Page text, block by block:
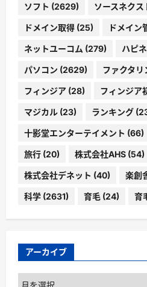
ソフト (2629) ソースネクス
ドメイン取得 (25) ドメイン
ネットユーコム (279) ハピ
パソコン (2629) ファクタリ
フィンジア (28) フィンジア
マジカル (23) ランキング
十影堂エンターテイメント (66)
旅行 (20) 株式会社AHS (54)
株式会社デネット (40) 楽創
科学 (2631) 育毛 (24) 育
アーカイブ
ア